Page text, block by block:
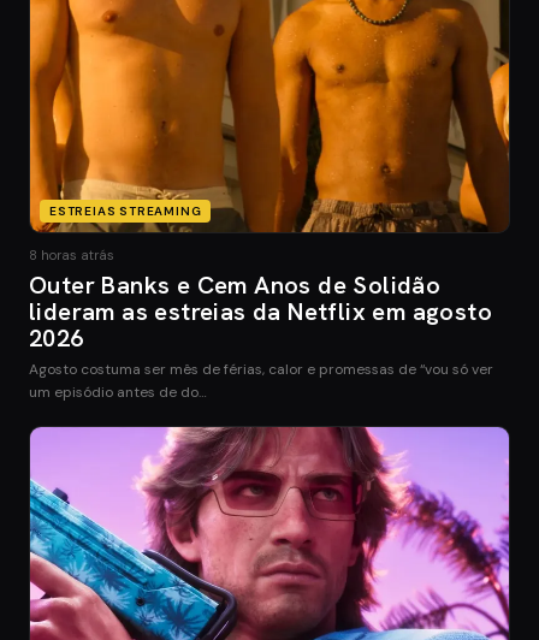
ESTREIAS STREAMING
8 horas atrás
Outer Banks e Cem Anos de Solidão
lideram as estreias da Netflix em agosto
2026
Agosto costuma ser mês de férias, calor e promessas de “vou só ver
um episódio antes de do…